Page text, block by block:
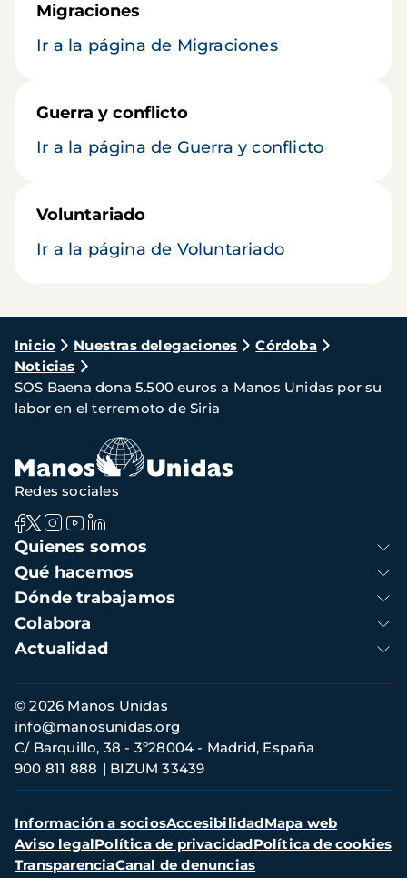
Migraciones
Ir a la página de Migraciones
Guerra y conflicto
Ir a la página de Guerra y conflicto
Voluntariado
Ir a la página de Voluntariado
Ruta
de
navegación
Inicio Nuestras delegaciones
Córdoba
Noticias
SOS Baena dona 5.500 euros a Manos Unidas por su
labor en el terremoto de Siria
Navegación
principal
Quienes somos
Qué hacemos
Dónde trabajamos
Colabora
Actualidad
Redes sociales
Información
de
contacto
© 2026 Manos Unidas
C/ Barquillo, 38 - 3º28004 - Madrid, España
900 811 888
BIZUM 33439
info@manosunidas.org
Menú
secundario
Información a sociosAccesibilidadMapa web
Aviso legalPolítica de privacidadPolítica de cookies
TransparenciaCanal de denuncias